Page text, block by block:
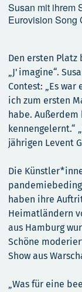
Susan mit ihrem
Eurovision Song
Den ersten
„J'imagine“.
Contest: „Es
ich zum ersten
habe.
kennengelernt.“
jährigen Levent
Die
haben ihre
Heimatländern
aus Hamburg
Schöne
Show aus
„Was für eine